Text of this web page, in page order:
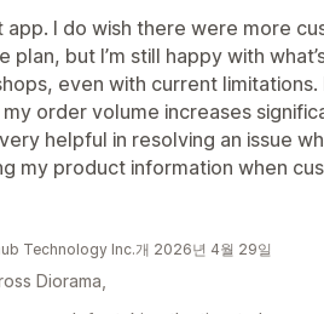
app. I do wish there were more
plan, but I’m still happy with
even with current
order volume increases
helpful in resolving an issue
my product information when
Technology Inc.개 2026년 4월 29일
Diorama,